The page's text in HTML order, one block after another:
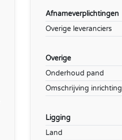
Afnameverplichtingen
Overige leveranciers
Overige
Onderhoud pand
Omschrijving inrichting
Ligging
Land